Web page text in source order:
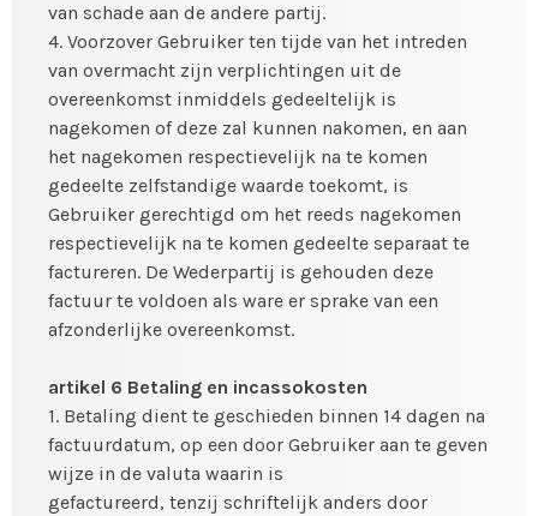
van schade aan de andere partij.
4. Voorzover Gebruiker ten tijde van het intreden
van overmacht zijn verplichtingen uit de
overeenkomst inmiddels gedeeltelijk is
nagekomen of deze zal kunnen nakomen, en aan
het nagekomen respectievelijk na te komen
gedeelte zelfstandige waarde toekomt, is
Gebruiker gerechtigd om het reeds nagekomen
respectievelijk na te komen gedeelte separaat te
factureren. De Wederpartij is gehouden deze
factuur te voldoen als ware er sprake van een
afzonderlijke overeenkomst.
artikel 6 Betaling en incassokosten
1. Betaling dient te geschieden binnen 14 dagen na
factuurdatum, op een door Gebruiker aan te geven
wijze in de valuta waarin is
gefactureerd, tenzij schriftelijk anders door